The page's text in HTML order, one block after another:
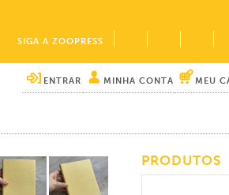
SIGA A ZOOPRESS
MEU
MINHA CONTA
ENTRAR
PRODUTOS